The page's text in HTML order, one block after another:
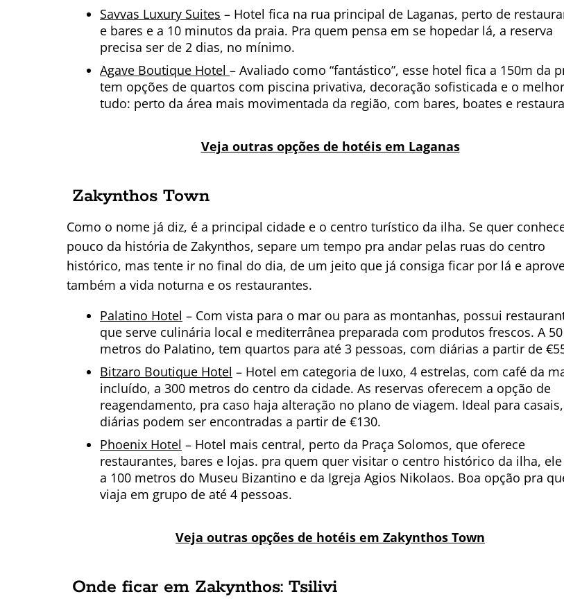
Savvas Luxury Suites – Hotel fica na rua principal de Laganas, perto de
e bares e a 10 minutos da praia. Pra quem pensa em se hopedar lá, a reserva
precisa ser de 2 dias, no mínimo.
Agave Boutique Hotel – Avaliado como “fantástico”, esse hotel fica a 150m da
tem opções de quartos com piscina privativa, decoração sofisticada e o
tudo: perto da área mais movimentada da região, com bares, boates e
Veja outras opções de hotéis em Laganas
Zakynthos Town
Como o nome já diz, é a principal cidade e o centro turístico da ilha. Se quer
pouco da história de Zakynthos, separe um tempo pra andar pelas ruas do centro
histórico, mas tente ir no final do dia, de um jeito que já consiga ficar por lá e
também a vida noturna e os restaurantes.
Palatino Hotel – Com vista para o mar ou para as montanhas, possui
que serve culinária local e mediterrânea preparada com produtos frescos. A 50
metros do Palatino, tem quartos para até 3 pessoas, com diárias a partir de
Bitzaro Boutique Hotel – Hotel em categoria de luxo, 4 estrelas, com café da
incluído, a 300 metros do centro da cidade. As reservas oferecem a opção de
reagendamento, pra caso haja alteração no plano de viagem. Ideal para
diárias podem ser encontradas a partir de €130.
Phoenix Hotel – Hotel mais central, perto da Praça Solomos, que oferece
restaurantes, bares e lojas. pra quem quer visitar o centro histórico da ilha,
a 100 metros do Museu Bizantino e da Igreja Agios Nikolaos. Boa opção pra
viaja em grupo de até 4 pessoas.
Veja outras opções de hotéis em Zakynthos Town
Onde ficar em Zakynthos: Tsilivi